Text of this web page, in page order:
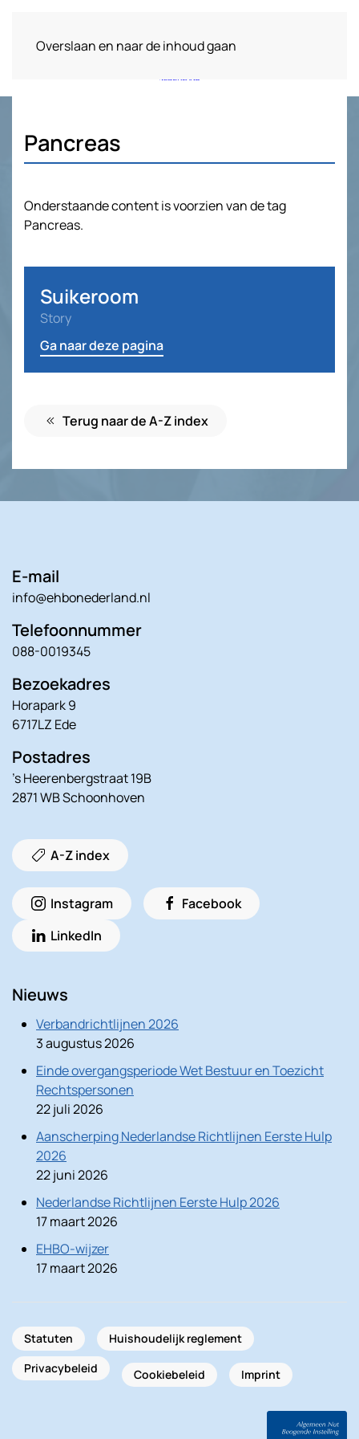
Overslaan en naar de inhoud gaan
Pancreas
Onderstaande content is voorzien van de tag
Pancreas.
Suikeroom
Story
Ga naar deze pagina
Terug naar de A-Z index
E-mail
info@ehbonederland.nl
Telefoonnummer
088-0019345
Bezoekadres
Horapark 9
6717LZ Ede
Postadres
’s Heerenbergstraat 19B
2871 WB Schoonhoven
A-Z index
Instagram
Facebook
LinkedIn
Nieuws
Verbandrichtlijnen 2026
3 augustus 2026
Einde overgangsperiode Wet Bestuur en Toezicht
Rechtspersonen
22 juli 2026
Aanscherping Nederlandse Richtlijnen Eerste Hulp
2026
22 juni 2026
Nederlandse Richtlijnen Eerste Hulp 2026
17 maart 2026
EHBO-wijzer
17 maart 2026
Statuten
Huishoudelijk reglement
Privacybeleid
Cookiebeleid Imprint